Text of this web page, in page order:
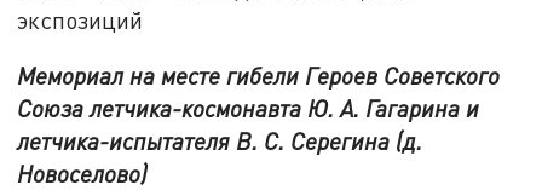
экспозиций
Мемориал на месте гибели Героев Советского
Союза летчика-космонавта Ю. А. Гагарина и
летчика-испытателя В. С. Серегина (д.
Новоселово)